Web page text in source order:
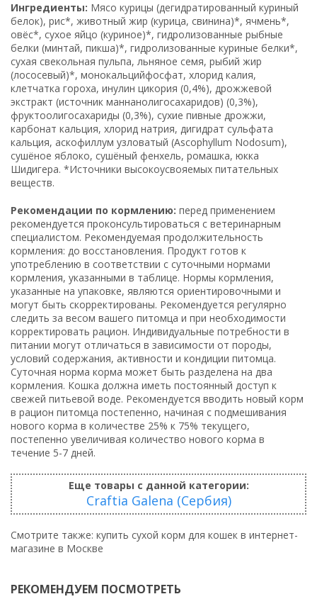
Ингредиенты: Мясо курицы (дегидратированный куриный
белок), рис*, животный жир (курица, свинина)*, ячмень*,
овёс*, сухое яйцо (куриное)*, гидролизованные рыбные
белки (минтай, пикша)*, гидролизованные куриные белки*,
сухая свекольная пульпа, льняное семя, рыбий жир
(лососевый)*, монокальцийфосфат, хлорид калия,
клетчатка гороха, инулин цикория (0,4%), дрожжевой
экстракт (источник маннанoлигосахаридов) (0,3%),
фруктоолигосахариды (0,3%), сухие пивные дрожжи,
карбонат кальция, хлорид натрия, дигидрат сульфата
кальция, аскофиллум узловатый (Ascophyllum Nodosum),
сушёное яблоко, сушёный фенхель, ромашка, юкка
Шидигера. *Источники высокоусвояемых питательных
веществ.
Рекомендации по кормлению: перед применением
рекомендуется проконсультироваться с ветеринарным
специалистом. Рекомендуемая продолжительность
кормления: до восстановления. Продукт готов к
употреблению в соответствии с суточными нормами
кормления, указанными в таблице. Нормы кормления,
указанные на упаковке, являются ориентировочными и
могут быть скорректированы. Рекомендуется регулярно
следить за весом вашего питомца и при необходимости
корректировать рацион. Индивидуальные потребности в
питании могут отличаться в зависимости от породы,
условий содержания, активности и кондиции питомца.
Суточная норма корма может быть разделена на два
кормления. Кошка должна иметь постоянный доступ к
свежей питьевой воде. Рекомендуется вводить новый корм
в рацион питомца постепенно, начиная с подмешивания
нового корма в количестве 25% к 75% текущего,
постепенно увеличивая количество нового корма в
течение 5-7 дней.
Еще товары с данной категории:
Craftia Galena (Сербия)
Смотрите также: купить сухой корм для кошек в интернет-
магазине в Москве
РЕКОМЕНДУЕМ ПОСМОТРЕТЬ